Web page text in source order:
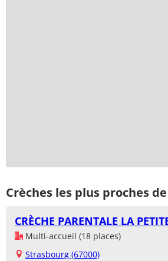
Crèches les plus proches
CRÈCHE PARENTALE LA
Multi-accueil (18 places)
Strasbourg (67000)